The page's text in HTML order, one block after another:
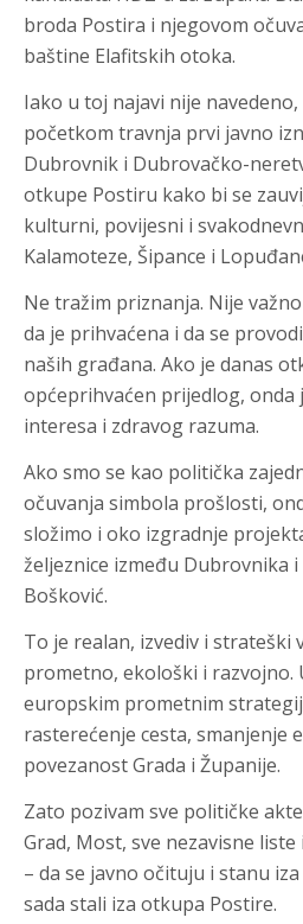
broda Postira i njegovom
baštine Elafitskih otoka.
Iako u toj najavi nije
početkom travnja prvi javno
Dubrovnik i Dubrovačko-
otkupe Postiru kako bi se
kulturni, povijesni i
Kalamoteze, Šipance i
Ne tražim priznanja. Nije
da je prihvaćena i da se
naših građana. Ako je danas
općeprihvaćen prijedlog, onda
interesa i zdravog razuma.
Ako smo se kao politička
očuvanja simbola prošlosti,
složimo i oko izgradnje
željeznice između Dubrovnika
Bošković.
To je realan, izvediv i strateški
prometno, ekološki i razvojno.
europskim prometnim
rasterećenje cesta, smanjenje
povezanost Grada i Županije.
Zato pozivam sve političke
Grad, Most, sve nezavisne
– da se javno očituju i stanu
sada stali iza otkupa Postire.